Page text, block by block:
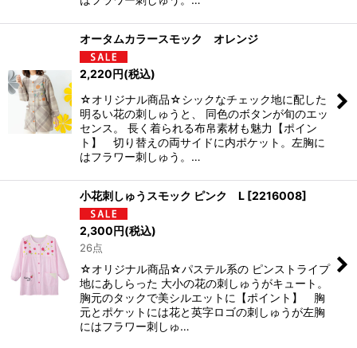
オータムカラースモック オレンジ
2,220円(税込)
☆オリジナル商品☆シックなチェック地に配した
明るい花の刺しゅうと、 同色のボタンが旬のエッ
センス。 長く着られる布帛素材も魅力【ポイン
ト】 切り替えの両サイドに内ポケット。左胸に
はフラワー刺しゅう。…
小花刺しゅうスモック ピンク L [2216008]
2,300円(税込)
26点
☆オリジナル商品☆パステル系の ピンストライプ
地にあしらった 大小の花の刺しゅうがキュート。
胸元のタックで美シルエットに【ポイント】 胸
元とポケットには花と英字ロゴの刺しゅうが左胸
にはフラワー刺しゅ…